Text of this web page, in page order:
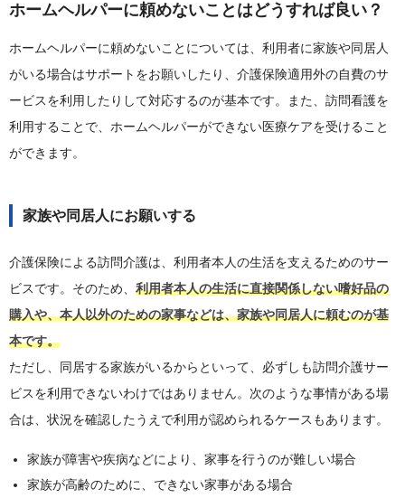
ホームヘルパーに頼めないことはどうすれば良い？
ホームヘルパーに頼めないことについては、利用者に家族や同居人
がいる場合はサポートをお願いしたり、介護保険適用外の自費のサ
ービスを利用したりして対応するのが基本です。また、訪問看護を
利用することで、ホームヘルパーができない医療ケアを受けること
ができます。
家族や同居人にお願いする
介護保険による訪問介護は、利用者本人の生活を支えるためのサー
ビスです。そのため、 利用者本人の生活に直接関係しない嗜好品の
購入や、本人以外のための家事などは、家族や同居人に頼むのが基
本です。
ただし、同居する家族がいるからといって、必ずしも訪問介護サー
ビスを利用できないわけではありません。次のような事情がある場
合は、状況を確認したうえで利用が認められるケースもあります。
家族が障害や疾病などにより、家事を行うのが難しい場合
家族が高齢のために、できない家事がある場合